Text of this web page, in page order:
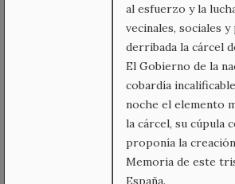
al esfuerzo y la
vecinales, sociales
derribada la cárcel
El Gobierno de la
cobardía
noche el elemento
la cárcel, su cúpula
proponía la
Memoria de este
España.